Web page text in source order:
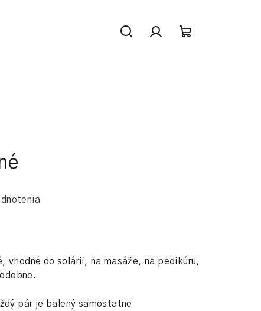
vhodné do solárií, na masáže, na pedikúru,
pár je balený samostatne